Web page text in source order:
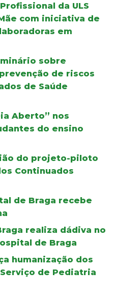
da ULS
com iniciativa de
em
sobre
de riscos
de Saúde
Aberto” nos
do ensino
do projeto-piloto
Continuados
de Braga recebe
realiza dádiva no
de Braga
humanização dos
de Pediatria